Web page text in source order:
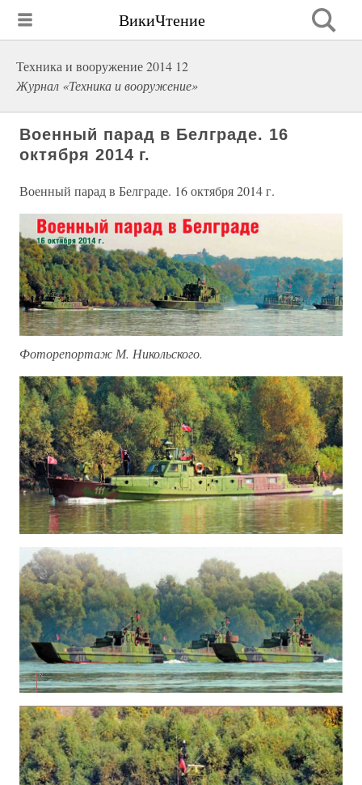
ВикиЧтение
Техника и вооружение 2014 12
Журнал «Техника и вооружение»
Военный парад в Белграде. 16
октября 2014 г.
Военный парад в Белграде. 16 октября 2014 г.
Фоторепортаж М. Никольского.